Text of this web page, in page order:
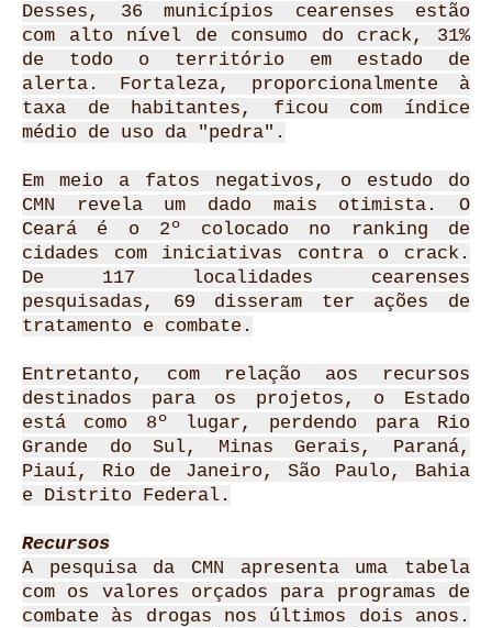
Desses, 36 municípios cearenses estão
com alto nível de consumo do crack, 31%
de todo o território em estado de
alerta. Fortaleza, proporcionalmente à
taxa de habitantes, ficou com índice
médio de uso da "pedra".
Em meio a fatos negativos, o estudo do
CMN revela um dado mais otimista. O
Ceará é o 2º colocado no ranking de
cidades com iniciativas contra o crack.
De 117 localidades cearenses
pesquisadas, 69 disseram ter ações de
tratamento e combate.
Entretanto, com relação aos recursos
destinados para os projetos, o Estado
está como 8º lugar, perdendo para Rio
Grande do Sul, Minas Gerais, Paraná,
Piauí, Rio de Janeiro, São Paulo, Bahia
e Distrito Federal.
Recursos
A pesquisa da CMN apresenta uma tabela
com os valores orçados para programas de
combate às drogas nos últimos dois anos.